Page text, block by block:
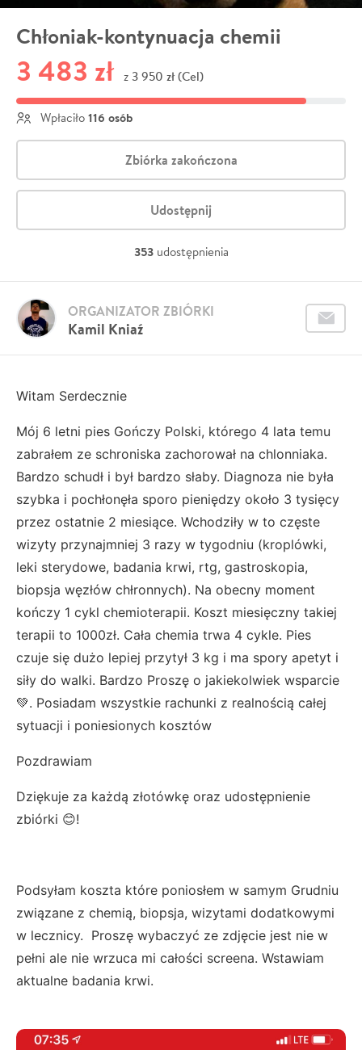
Chłoniak-kontynuacja chemii
3 483 zł z 3 950 zł (Cel)
Wpłaciło 116 osób
Zbiórka zakończona
Udostępnij
353 udostępnienia
Kamil Kniaź
ORGANIZATOR ZBIÓRKI
Witam Serdecznie
Mój 6 letni pies Gończy Polski, którego 4 lata temu
zabrałem ze schroniska zachorował na chlonniaka.
Bardzo schudł i był bardzo słaby. Diagnoza nie była
szybka i pochłonęła sporo pieniędzy około 3 tysięcy
przez ostatnie 2 miesiące. Wchodziły w to częste
wizyty przynajmniej 3 razy w tygodniu (kroplówki,
leki sterydowe, badania krwi, rtg, gastroskopia,
biopsja węzłów chłronnych). Na obecny moment
kończy 1 cykl chemioterapii. Koszt miesięczny takiej
terapii to 1000zł. Cała chemia trwa 4 cykle. Pies
czuje się dużo lepiej przytył 3 kg i ma spory apetyt i
siły do walki. Bardzo Proszę o jakiekolwiek wsparcie
💚. Posiadam wszystkie rachunki z realnością całej
sytuacji i poniesionych kosztów
Pozdrawiam
Dziękuje za każdą złotówkę oraz udostępnienie
zbiórki 😊!
Podsyłam koszta które poniosłem w samym Grudniu
związane z chemią, biopsja, wizytami dodatkowymi
w lecznicy. Proszę wybaczyć ze zdjęcie jest nie w
pełni ale nie wrzuca mi całości screena. Wstawiam
aktualne badania krwi.